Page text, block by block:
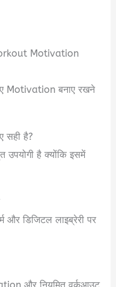
Motivation
Motivation बनाए रखने
सही है?
उपयोगी है क्योंकि इसमें
और डिजिटल लाइब्रेरी पर